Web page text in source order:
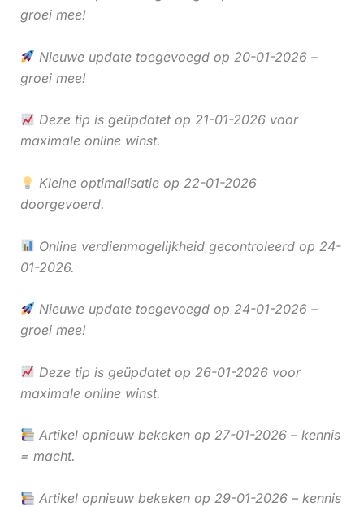
groei mee!
Nieuwe update toegevoegd op 20-01-2026 –
groei mee!
Deze tip is geüpdatet op 21-01-2026 voor
maximale online winst.
Kleine optimalisatie op 22-01-2026
doorgevoerd.
Online verdienmogelijkheid gecontroleerd op 24-
01-2026.
Nieuwe update toegevoegd op 24-01-2026 –
groei mee!
Deze tip is geüpdatet op 26-01-2026 voor
maximale online winst.
Artikel opnieuw bekeken op 27-01-2026 – kennis
= macht.
Artikel opnieuw bekeken op 29-01-2026 – kennis